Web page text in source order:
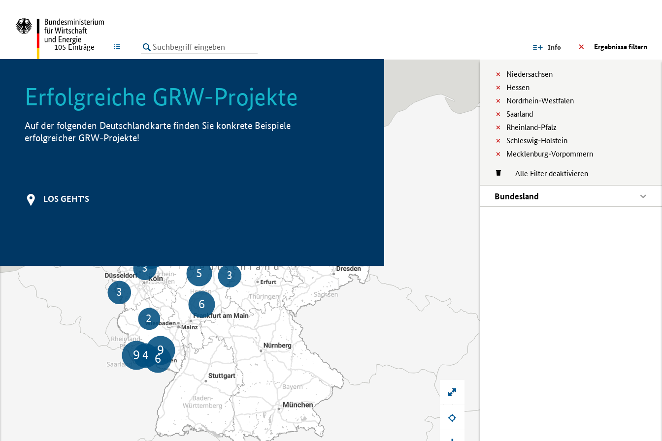
LISTE Ergebnisse filtern
Info
Niedersachsen
Hessen
Nordrhein-Westfalen
Saarland
Rheinland-Pfalz
Schleswig-Holstein
Mecklenburg-Vorpommern
Alle Filter deaktivieren
Bundesland
105 Einträge
Erfolgreiche GRW-Projekte
Auf der folgenden Deutschlandkarte finden Sie konkrete Beispiele
erfolgreicher GRW-Projekte!
LOS GEHT'S